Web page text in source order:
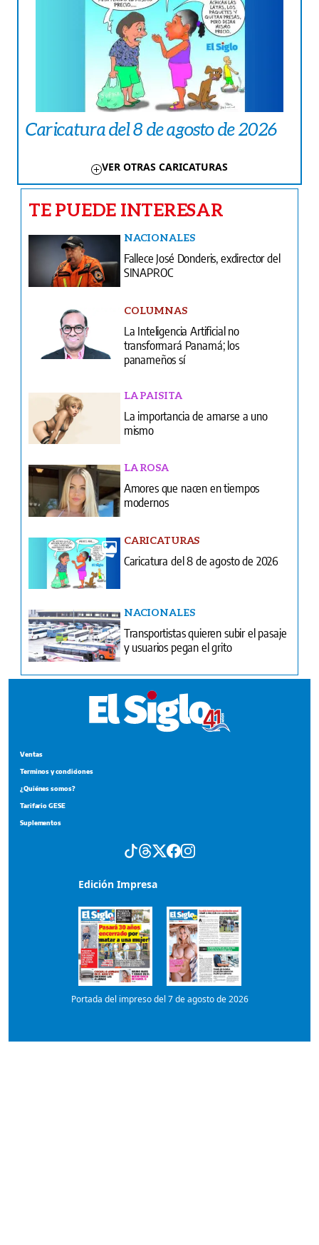
Caricatura del 8 de agosto de 2026
VER OTRAS CARICATURAS
TE PUEDE INTERESAR
NACIONALES
Fallece José Donderis, exdirector del
SINAPROC
COLUMNAS
La Inteligencia Artificial no
transformará Panamá; los
panameños sí
LA PAISITA
La importancia de amarse a uno
mismo
LA ROSA
Amores que nacen en tiempos
modernos
CARICATURAS
Caricatura del 8 de agosto de 2026
NACIONALES
Transportistas quieren subir el pasaje
y usuarios pegan el grito
Ventas
Terminos y condiciones
¿Quiénes somos?
Tarifario GESE
Suplementos
Edición Impresa
Portada del impreso del 7 de agosto de 2026